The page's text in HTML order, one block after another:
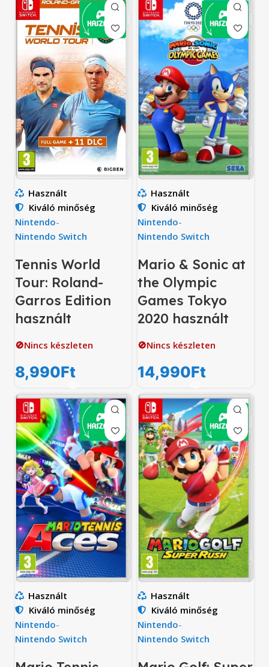
Használt
Kiváló minőség
Nintendo-
Nintendo Switch
Tennis World
Tour: Roland-
Garros Edition
használt
🚫Nincs készleten
8,990Ft
Használt
Kiváló minőség
Nintendo-
Nintendo Switch
Mario & Sonic at
the Olympic
Games Tokyo
2020 használt
🚫Nincs készleten
14,990Ft
Használt
Kiváló minőség
Nintendo-
Nintendo Switch
Használt
Kiváló minőség
Nintendo-
Nintendo Switch